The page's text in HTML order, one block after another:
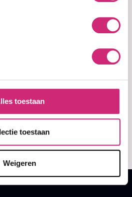
toestaan
toestaan
Weigeren
Leave-In
Conditioner 237
ml
€11,99